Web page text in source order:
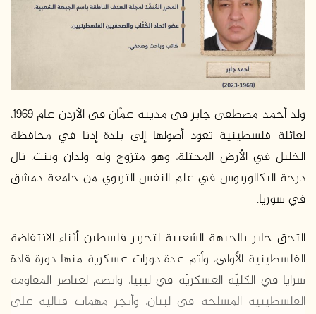
ولد أحمد مصطفى جابر في مدينة عَمَّان في الأردن عام 1969،
لعائلة فلسطينية تعود أصولها إلى بلدة إدنا في محافظة
الخليل في الأرض المحتلة، وهو متزوج وله ولدان وبنت. نال
درجة البكالوريوس في علم النفس التربوي من جامعة دمشق
في سوريا.
التحق جابر بالجبهة الشعبية لتحرير فلسطين أثناء الانتفاضة
الفلسطينية الأولى، وأتم عدة دورات عسكرية منها دورة قادة
سرايا في الكليّة العسكريّة في ليبيا، وانضم لعناصر المقاومة
الفلسطينية المسلحة في لبنان، وأنجز مهمات قتالية على